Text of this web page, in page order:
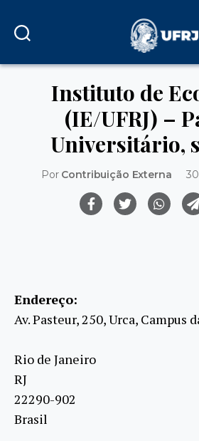
Instituto de
(IE/UFRJ) –
Universitário,
Por Contribuição Externa
Endereço:
Av. Pasteur, 250, Urca, Campus
Rio de Janeiro
RJ
22290-902
Brasil